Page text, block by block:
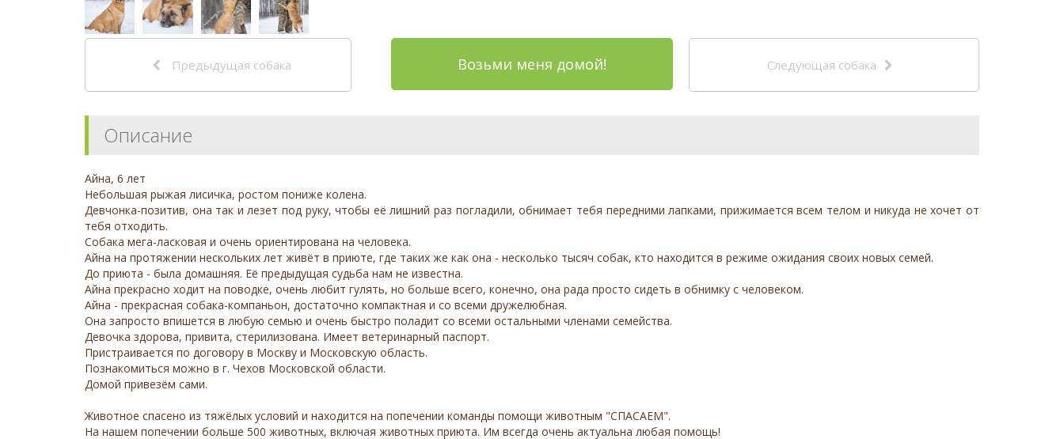
Предыдущая собака Возьми меня домой! Следующая собака
Описание
Айна, 6 лет
Небольшая рыжая лисичка, ростом пониже колена.
Девчонка-позитив, она так и лезет под руку, чтобы её лишний раз погладили, обнимает тебя передними лапками, прижимается всем телом и никуда не хочет от
тебя отходить.
Собака мега-ласковая и очень ориентирована на человека.
Айна на протяжении нескольких лет живёт в приюте, где таких же как она - несколько тысяч собак, кто находится в режиме ожидания своих новых семей.
До приюта - была домашняя. Её предыдущая судьба нам не известна.
Айна прекрасно ходит на поводке, очень любит гулять, но больше всего, конечно, она рада просто сидеть в обнимку с человеком.
Айна - прекрасная собака-компаньон, достаточно компактная и со всеми дружелюбная.
Она запросто впишется в любую семью и очень быстро поладит со всеми остальными членами семейства.
Девочка здорова, привита, стерилизована. Имеет ветеринарный паспорт.
Пристраивается по договору в Москву и Московскую область.
Познакомиться можно в г. Чехов Московской области.
Домой привезём сами.
Животное спасено из тяжёлых условий и находится на попечении команды помощи животным "СПАСАЕМ".
На нашем попечении больше 500 животных, включая животных приюта. Им всегда очень актуальна любая помощь!